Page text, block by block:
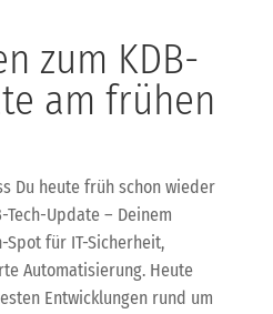
zum KDB-
am frühen
Du heute früh schon wieder
Update – Deinem
Spot für IT-Sicherheit,
Automatisierung. Heute
Entwicklungen rund um